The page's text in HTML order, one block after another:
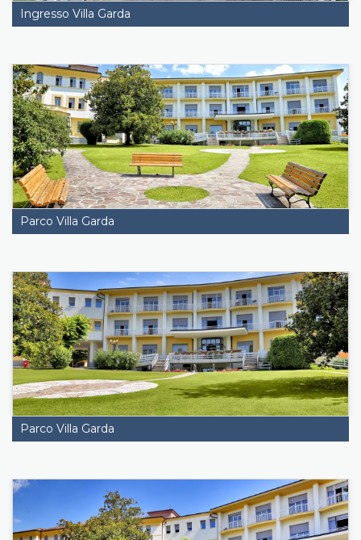
Ingresso Villa Garda
Parco Villa Garda
Parco Villa Garda